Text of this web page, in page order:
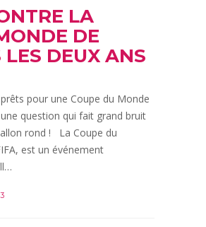
LA
DE
DEUX ANS
pour une Coupe du Monde
une question qui fait grand bruit
rond ! La Coupe du
est un événement